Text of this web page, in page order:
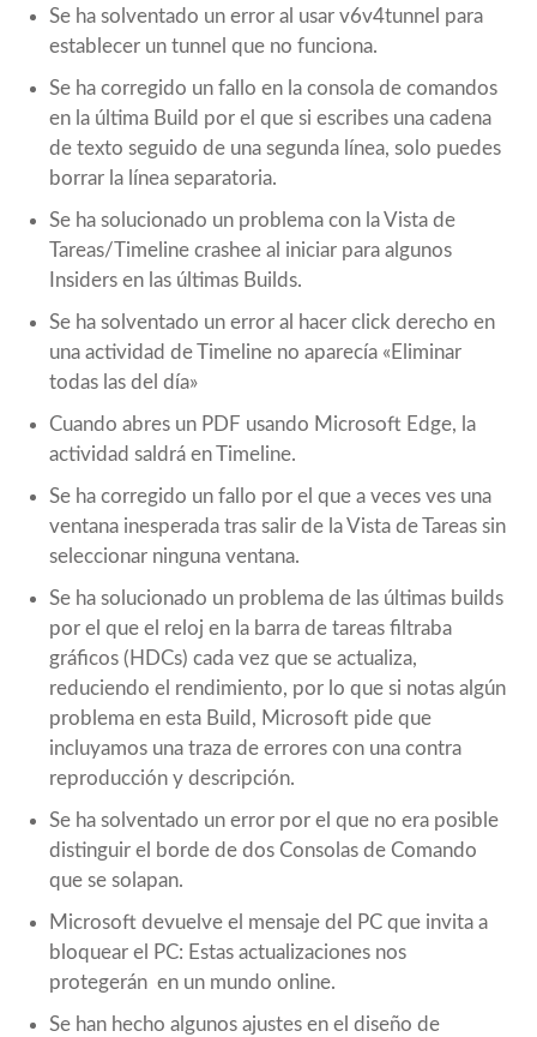
Se ha solventado un error al usar v6v4tunnel para
establecer un tunnel que no funciona.
Se ha corregido un fallo en la consola de comandos
en la última Build por el que si escribes una cadena
de texto seguido de una segunda línea, solo puedes
borrar la línea separatoria.
Se ha solucionado un problema con la Vista de
Tareas/Timeline crashee al iniciar para algunos
Insiders en las últimas Builds.
Se ha solventado un error al hacer click derecho en
una actividad de Timeline no aparecía «Eliminar
todas las del día»
Cuando abres un PDF usando Microsoft Edge, la
actividad saldrá en Timeline.
Se ha corregido un fallo por el que a veces ves una
ventana inesperada tras salir de la Vista de Tareas sin
seleccionar ninguna ventana.
Se ha solucionado un problema de las últimas builds
por el que el reloj en la barra de tareas filtraba
gráficos (HDCs) cada vez que se actualiza,
reduciendo el rendimiento, por lo que si notas algún
problema en esta Build, Microsoft pide que
incluyamos una traza de errores con una contra
reproducción y descripción.
Se ha solventado un error por el que no era posible
distinguir el borde de dos Consolas de Comando
que se solapan.
Microsoft devuelve el mensaje del PC que invita a
bloquear el PC: Estas actualizaciones nos
protegerán en un mundo online.
Se han hecho algunos ajustes en el diseño de